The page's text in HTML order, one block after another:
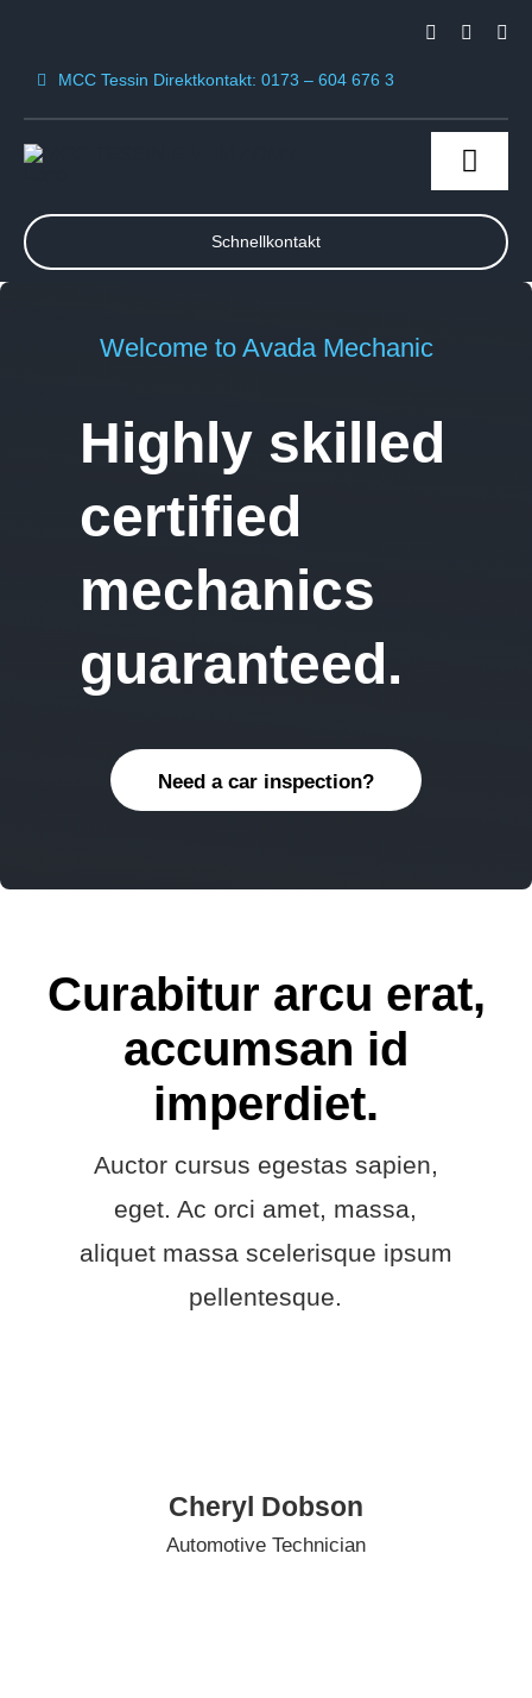
contentMCC Tessin Direktkontakt: 0173 – 604 676 3
Mitglied werden
Schnellkontakt
Welcome to Avada Mechanic
Highly skilled
certified
mechanics
guaranteed.
Need a car inspection?
Curabitur arcu erat,
accumsan id
imperdiet.
Auctor cursus egestas sapien,
eget. Ac orci amet, massa,
aliquet massa scelerisque ipsum
pellentesque.
Cheryl Dobson
Automotive Technician